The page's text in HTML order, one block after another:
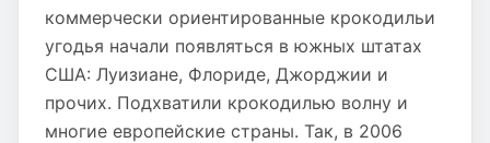
коммерчески ориентированные крокодильи
угодья начали появляться в южных штатах
США: Луизиане, Флориде, Джорджии и
прочих. Подхватили крокодилью волну и
многие европейские страны. Так, в 2006